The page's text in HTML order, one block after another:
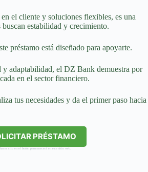
el cliente y soluciones flexibles, es una
estabilidad y crecimiento.
préstamo está diseñado para apoyarte.
y adaptabilidad, el DZ Bank demuestra por
en el sector financiero.
tus necesidades y da el primer paso hacia
PRÉSTAMO
clic en el botón permanecerá en este sitio web.